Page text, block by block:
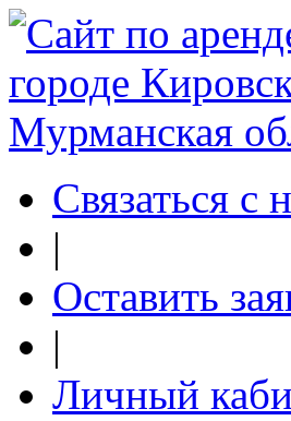
Связаться с
|
Оставить
|
Личный